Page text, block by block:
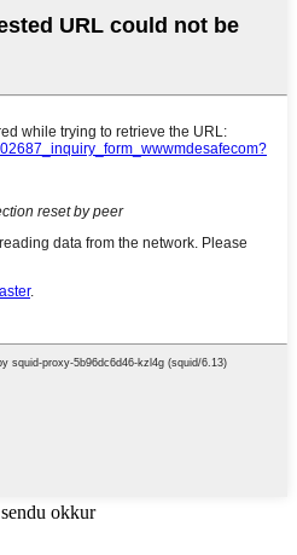
okkur